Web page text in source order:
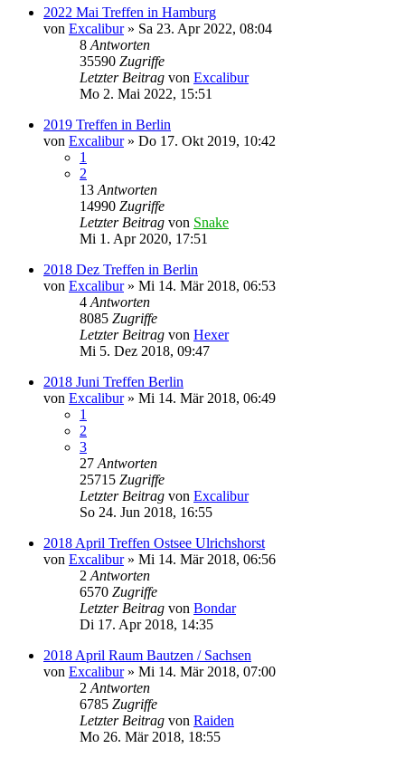
2022 Mai Treffen in Hamburg
von Excalibur» Sa 23. Apr 2022, 08:04
8 Antworten
35590 Zugriffe
Letzter Beitrag von Excalibur
Mo 2. Mai 2022, 15:51
2019 Treffen in Berlin
von Excalibur» Do 17. Okt 2019, 10:42
1
2
13 Antworten
14990 Zugriffe
Letzter Beitrag von Snake
Mi 1. Apr 2020, 17:51
2018 Dez Treffen in Berlin
von Excalibur» Mi 14. Mär 2018, 06:53
4 Antworten
8085 Zugriffe
Letzter Beitrag von Hexer
Mi 5. Dez 2018, 09:47
2018 Juni Treffen Berlin
von Excalibur» Mi 14. Mär 2018, 06:49
1
2
3
27 Antworten
25715 Zugriffe
Letzter Beitrag von Excalibur
So 24. Jun 2018, 16:55
2018 April Treffen Ostsee Ulrichshorst
von Excalibur» Mi 14. Mär 2018, 06:56
2 Antworten
6570 Zugriffe
Letzter Beitrag von Bondar
Di 17. Apr 2018, 14:35
2018 April Raum Bautzen / Sachsen
von Excalibur» Mi 14. Mär 2018, 07:00
2 Antworten
6785 Zugriffe
Letzter Beitrag von Raiden
Mo 26. Mär 2018, 18:55